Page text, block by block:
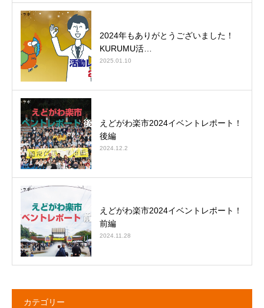
2024年もありがとうございました！
KURUMU活…
2025.01.10
えどがわ楽市2024イベントレポート！
後編
2024.12.2
えどがわ楽市2024イベントレポート！
前編
2024.11.28
カテゴリー